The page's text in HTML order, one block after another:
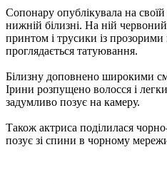
Сопонару опублікувала на
нижній білизні. На ній
принтом і трусики із прозорими
проглядається татуювання.
Білизну доповнено широкими
Ірини розпущено волосся і
задумливо позує на камеру.
Також актриса поділилася
позує зі спини в чорному